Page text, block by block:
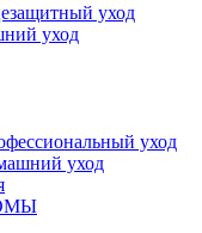
уход
уход
уход
уход